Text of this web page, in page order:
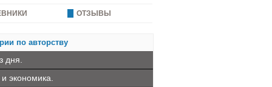
ОТЗЫВЫ
по авторству
дня.
экономика.